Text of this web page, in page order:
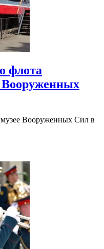
флота
Вооруженных
Вооруженных Сил в